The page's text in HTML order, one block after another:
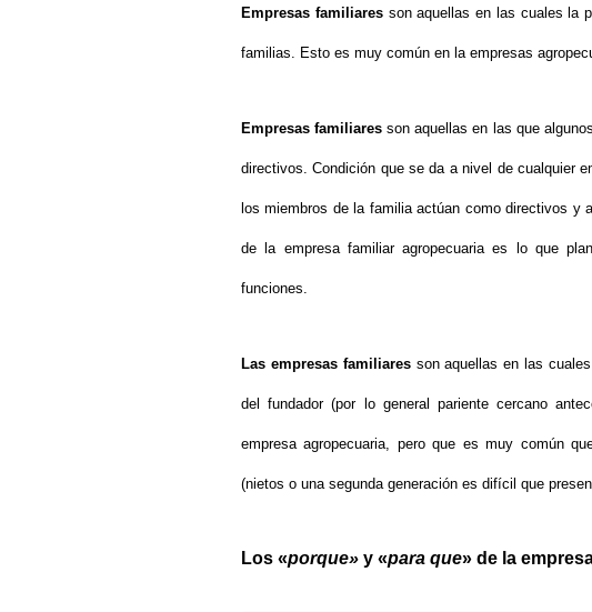
Empresas familiares son aquellas en las cuales la
familias. Esto es muy común en la empresas
Empresas familiaresson aquellas en las que
directivos. Condición que se da a nivel de cualquier
los miembros de la familia actúan como directivos y
de la empresa familiar agropecuaria es lo que
funciones.
Las empresas familiares son aquellas en las
del fundador (por lo general pariente cercano
empresa agropecuaria, pero que es muy común
(nietos o una segunda generación es difícil que
Los «porque» y «para que» de la